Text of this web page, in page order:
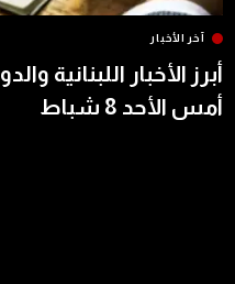
آخر الأخبار
أبرز الأخبار اللبنانية
أمس الأحد 8 شباط